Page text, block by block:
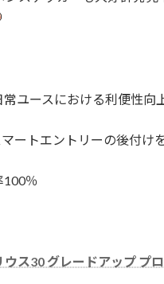
ユースにおける利便性向
ートエントリーの後付け
％
ス30 グレードアップ プ